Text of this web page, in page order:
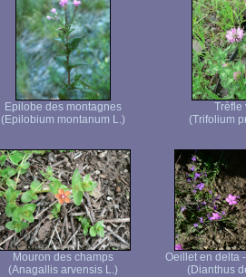
Epilobe des montagnes
(Epilobium montanum L.)
Trèfle
(Trifolium
Mouron des champs
(Anagallis arvensis L.)
Oeillet en delta
(Dianthus